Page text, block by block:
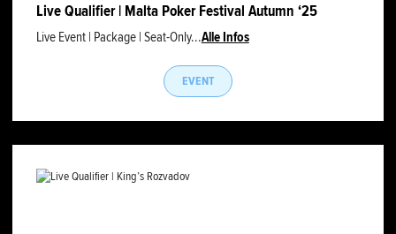
Live Qualifier | Malta Poker Festival Autumn ‘25
Live Event | Package | Seat-Only...Alle Infos
EVENT